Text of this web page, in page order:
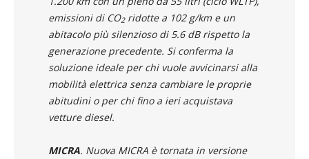
emissioni di CO2ridotte a 102 g/km e un
abitacolo più silenzioso di 5.6 dB rispetto la
generazione precedente. Si conferma la
soluzione ideale per chi vuole avvicinarsi alla
mobilità elettrica senza cambiare le proprie
abitudini o per chi fino a ieri acquistava
vetture diesel.
MICRA. Nuova MICRA è tornata in versione